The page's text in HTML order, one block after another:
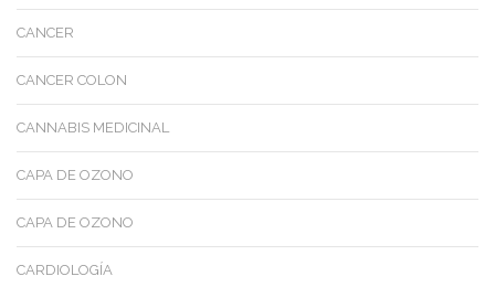
CANCER
CANCER COLON
CANNABIS MEDICINAL
CAPA DE OZONO
CAPA DE OZONO
CARDIOLOGÍA